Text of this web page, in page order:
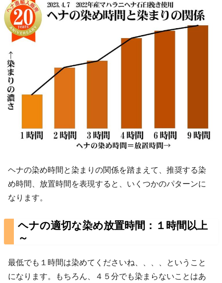
ヘナの染め時間と染まりの関係を踏まえて、推奨する染
め時間、放置時間を表現すると、いくつかのパターンに
なります。
ヘナの適切な染め放置時間：１時間以上
～
最低でも１時間は染めてくださいね、、、、ということ
になります。もちろん、４５分でも染まらないことはあ